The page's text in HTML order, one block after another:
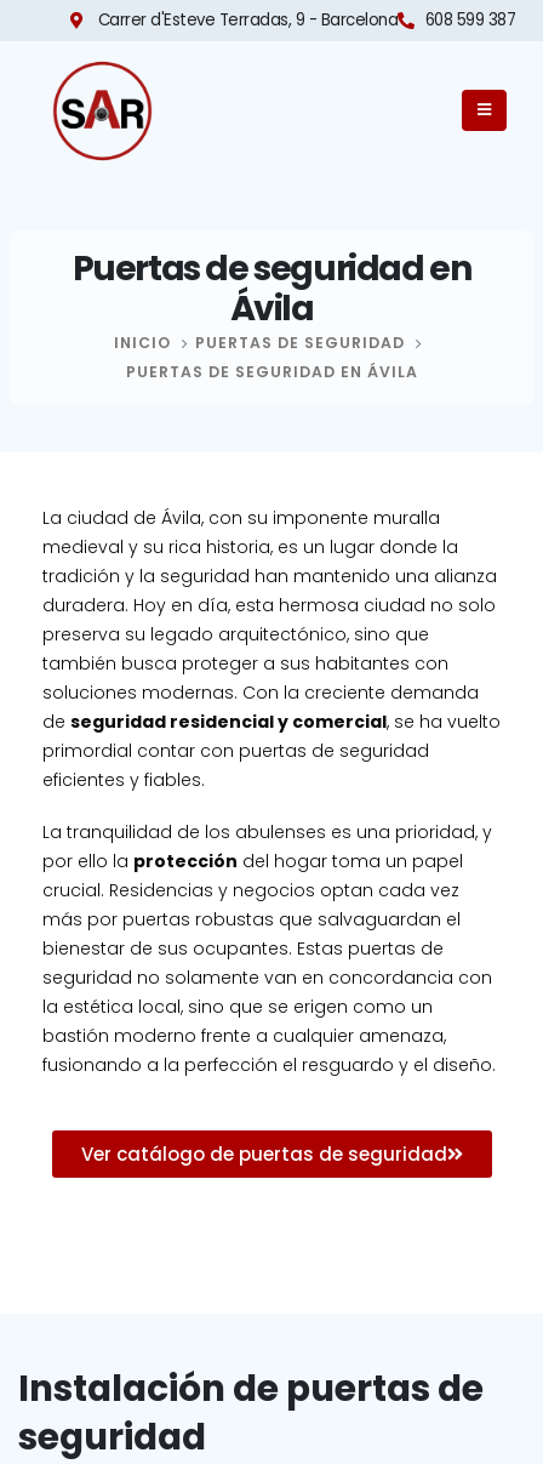
Carrer d'Esteve Terradas, 9 - Barcelona​ 608 599 387
Puertas de seguridad en
Ávila
INICIO
PUERTAS DE SEGURIDAD
PUERTAS DE SEGURIDAD EN ÁVILA
La ciudad de Ávila, con su imponente muralla
medieval y su rica historia, es un lugar donde la
tradición y la seguridad han mantenido una alianza
duradera. Hoy en día, esta hermosa ciudad no solo
preserva su legado arquitectónico, sino que
también busca proteger a sus habitantes con
soluciones modernas. Con la creciente demanda
de seguridad residencial y comercial, se ha vuelto
primordial contar con puertas de seguridad
eficientes y fiables.
La tranquilidad de los abulenses es una prioridad, y
por ello la protección del hogar toma un papel
crucial. Residencias y negocios optan cada vez
más por puertas robustas que salvaguardan el
bienestar de sus ocupantes. Estas puertas de
seguridad no solamente van en concordancia con
la estética local, sino que se erigen como un
bastión moderno frente a cualquier amenaza,
fusionando a la perfección el resguardo y el diseño.
Ver catálogo de puertas de seguridad
Instalación de puertas de
seguridad